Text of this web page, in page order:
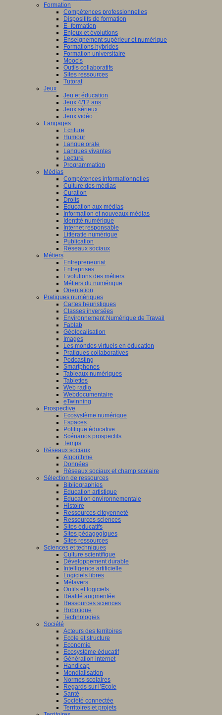
Formation
Compétences professionnelles
Dispositifs de formation
E- formation
Enjeux et évolutions
Enseignement supérieur et numérique
Formations hybrides
Formation universitaire
Mooc’s
Outils collaboratifs
Sites ressources
Tutorat
Jeux
Jeu et éducation
Jeux 4/12 ans
Jeux sérieux
Jeux vidéo
Langages
Ecriture
Humour
Langue orale
Langues vivantes
Lecture
Programmation
Médias
Compétences informationnelles
Culture des médias
Curation
Droits
Education aux médias
Information et nouveaux médias
Identité numérique
Internet responsable
Littératie numérique
Publication
Réseaux sociaux
Métiers
Entrepreneuriat
Entreprises
Evolutions des métiers
Métiers du numérique
Orientation
Pratiques numériques
Cartes heuristiques
Classes inversées
Environnement Numérique de Travail
Fablab
Géolocalisation
Images
Les mondes virtuels en éducation
Pratiques collaboratives
Podcasting
Smartphones
Tableaux numériques
Tablettes
Web radio
Webdocumentaire
eTwinning
Prospective
Ecosystème numérique
Espaces
Politique éducative
Scénarios prospectifs
Temps
Réseaux sociaux
Algorithme
Données
Réseaux sociaux et champ scolaire
Sélection de ressources
Bibliographies
Education artistique
Education environnementale
Histoire
Ressources citoyenneté
Ressources sciences
Sites éducatifs
Sites pédagogiques
Sites ressources
Sciences et techniques
Culture scientifique
Développement durable
Intelligence artificielle
Logiciels libres
Métavers
Outils et logiciels
Réalité augmentée
Ressources sciences
Robotique
Technologies
Société
Acteurs des territoires
Ecole et structure
Economie
Ecosystème éducatif
Génération internet
Handicap
Mondialisation
Normes scolaires
Regards sur l’Ecole
Santé
Société connectée
Territoires et projets